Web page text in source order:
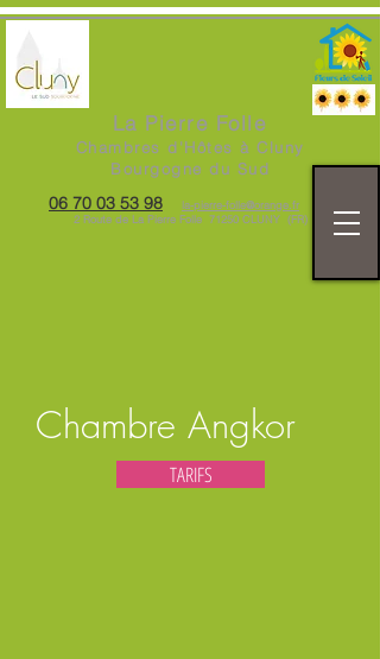
La Pierre Folle
Chambres d'Hôtes à Cluny
Bourgogne du Sud
06 70 03 53 98
la-pierre-folle@orange.fr
2 Route de La Pierre Folle 71250 CLUNY (FR)
Chambre Angkor
TARIFS